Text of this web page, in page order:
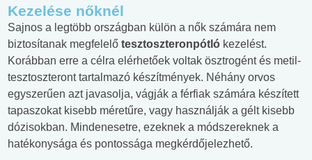
Kezelése nőknél
Sajnos a legtöbb országban külön a nők számára nem
biztosítanak megfelelő tesztoszteronpótló kezelést.
Korábban erre a célra elérhetőek voltak ösztrogént és metil-
tesztoszteront tartalmazó készítmények. Néhány orvos
egyszerűen azt javasolja, vágják a férfiak számára készített
tapaszokat kisebb méretűre, vagy használják a gélt kisebb
dózisokban. Mindenesetre, ezeknek a módszereknek a
hatékonysága és pontossága megkérdőjelezhető.